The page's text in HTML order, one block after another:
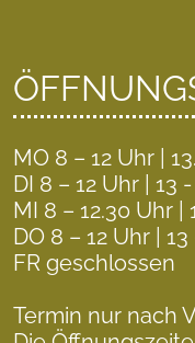
MO 8 – 12 Uhr |
DI 8 – 12 Uhr | 13
MI 8 – 12.30 Uhr |
DO 8 – 12 Uhr |
FR geschlossen
Termin nur nach